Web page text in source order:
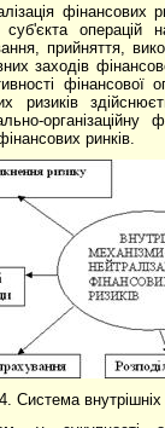
фінансових
суб'єкта операцій
прийняття,
заходів
фінансової
ризиків
ринків.
Система внутрішніх